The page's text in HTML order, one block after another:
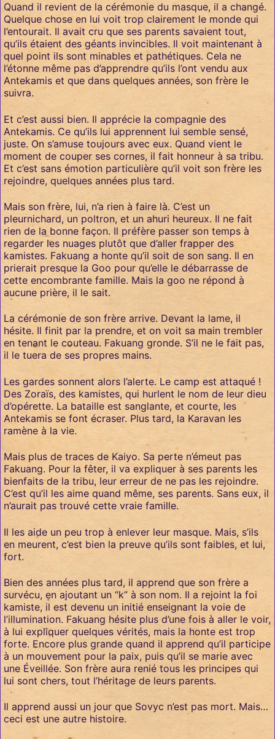
Quand il revient de la cérémonie du masque, il a changé.
Quelque chose en lui voit trop clairement le monde qui
l’entourait. Il avait cru que ses parents savaient tout,
qu’ils étaient des géants invincibles. Il voit maintenant à
quel point ils sont minables et pathétiques. Cela ne
l’étonne même pas d’apprendre qu’ils l’ont vendu aux
Antekamis et que dans quelques années, son frère le
suivra.
Et c’est aussi bien. Il apprécie la compagnie des
Antekamis. Ce qu’ils lui apprennent lui semble sensé,
juste. On s’amuse toujours avec eux. Quand vient le
moment de couper ses cornes, il fait honneur à sa tribu.
Et c’est sans émotion particulière qu’il voit son frère les
rejoindre, quelques années plus tard.
Mais son frère, lui, n’a rien à faire là. C’est un
pleurnichard, un poltron, et un ahuri heureux. Il ne fait
rien de la bonne façon. Il préfère passer son temps à
regarder les nuages plutôt que d’aller frapper des
kamistes. Fakuang a honte qu’il soit de son sang. Il en
prierait presque la Goo pour qu’elle le débarrasse de
cette encombrante famille. Mais la goo ne répond à
aucune prière, il le sait.
La cérémonie de son frère arrive. Devant la lame, il
hésite. Il finit par la prendre, et on voit sa main trembler
en tenant le couteau. Fakuang gronde. S’il ne le fait pas,
il le tuera de ses propres mains.
Les gardes sonnent alors l’alerte. Le camp est attaqué !
Des Zoraïs, des kamistes, qui hurlent le nom de leur dieu
d’opérette. La bataille est sanglante, et courte, les
Antekamis se font écraser. Plus tard, la Karavan les
ramène à la vie.
Mais plus de traces de Kaiyo. Sa perte n’émeut pas
Fakuang. Pour la fêter, il va expliquer à ses parents les
bienfaits de la tribu, leur erreur de ne pas les rejoindre.
C’est qu’il les aime quand même, ses parents. Sans eux, il
n’aurait pas trouvé cette vraie famille.
Il les aide un peu trop à enlever leur masque. Mais, s’ils
en meurent, c’est bien la preuve qu’ils sont faibles, et lui,
fort.
Bien des années plus tard, il apprend que son frère a
survécu, en ajoutant un “k” à son nom. Il a rejoint la foi
kamiste, il est devenu un initié enseignant la voie de
l’illumination. Fakuang hésite plus d’une fois à aller le voir,
à lui expliquer quelques vérités, mais la honte est trop
forte. Encore plus grande quand il apprend qu’il participe
à un mouvement pour la paix, puis qu’il se marie avec
une Éveillée. Son frère aura renié tous les principes qui
lui sont chers, tout l’héritage de leurs parents.
Il apprend aussi un jour que Sovyc n’est pas mort. Mais…
ceci est une autre histoire.